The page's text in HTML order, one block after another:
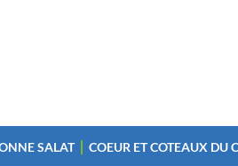
SALAT COEUR ET COTEAUX DU